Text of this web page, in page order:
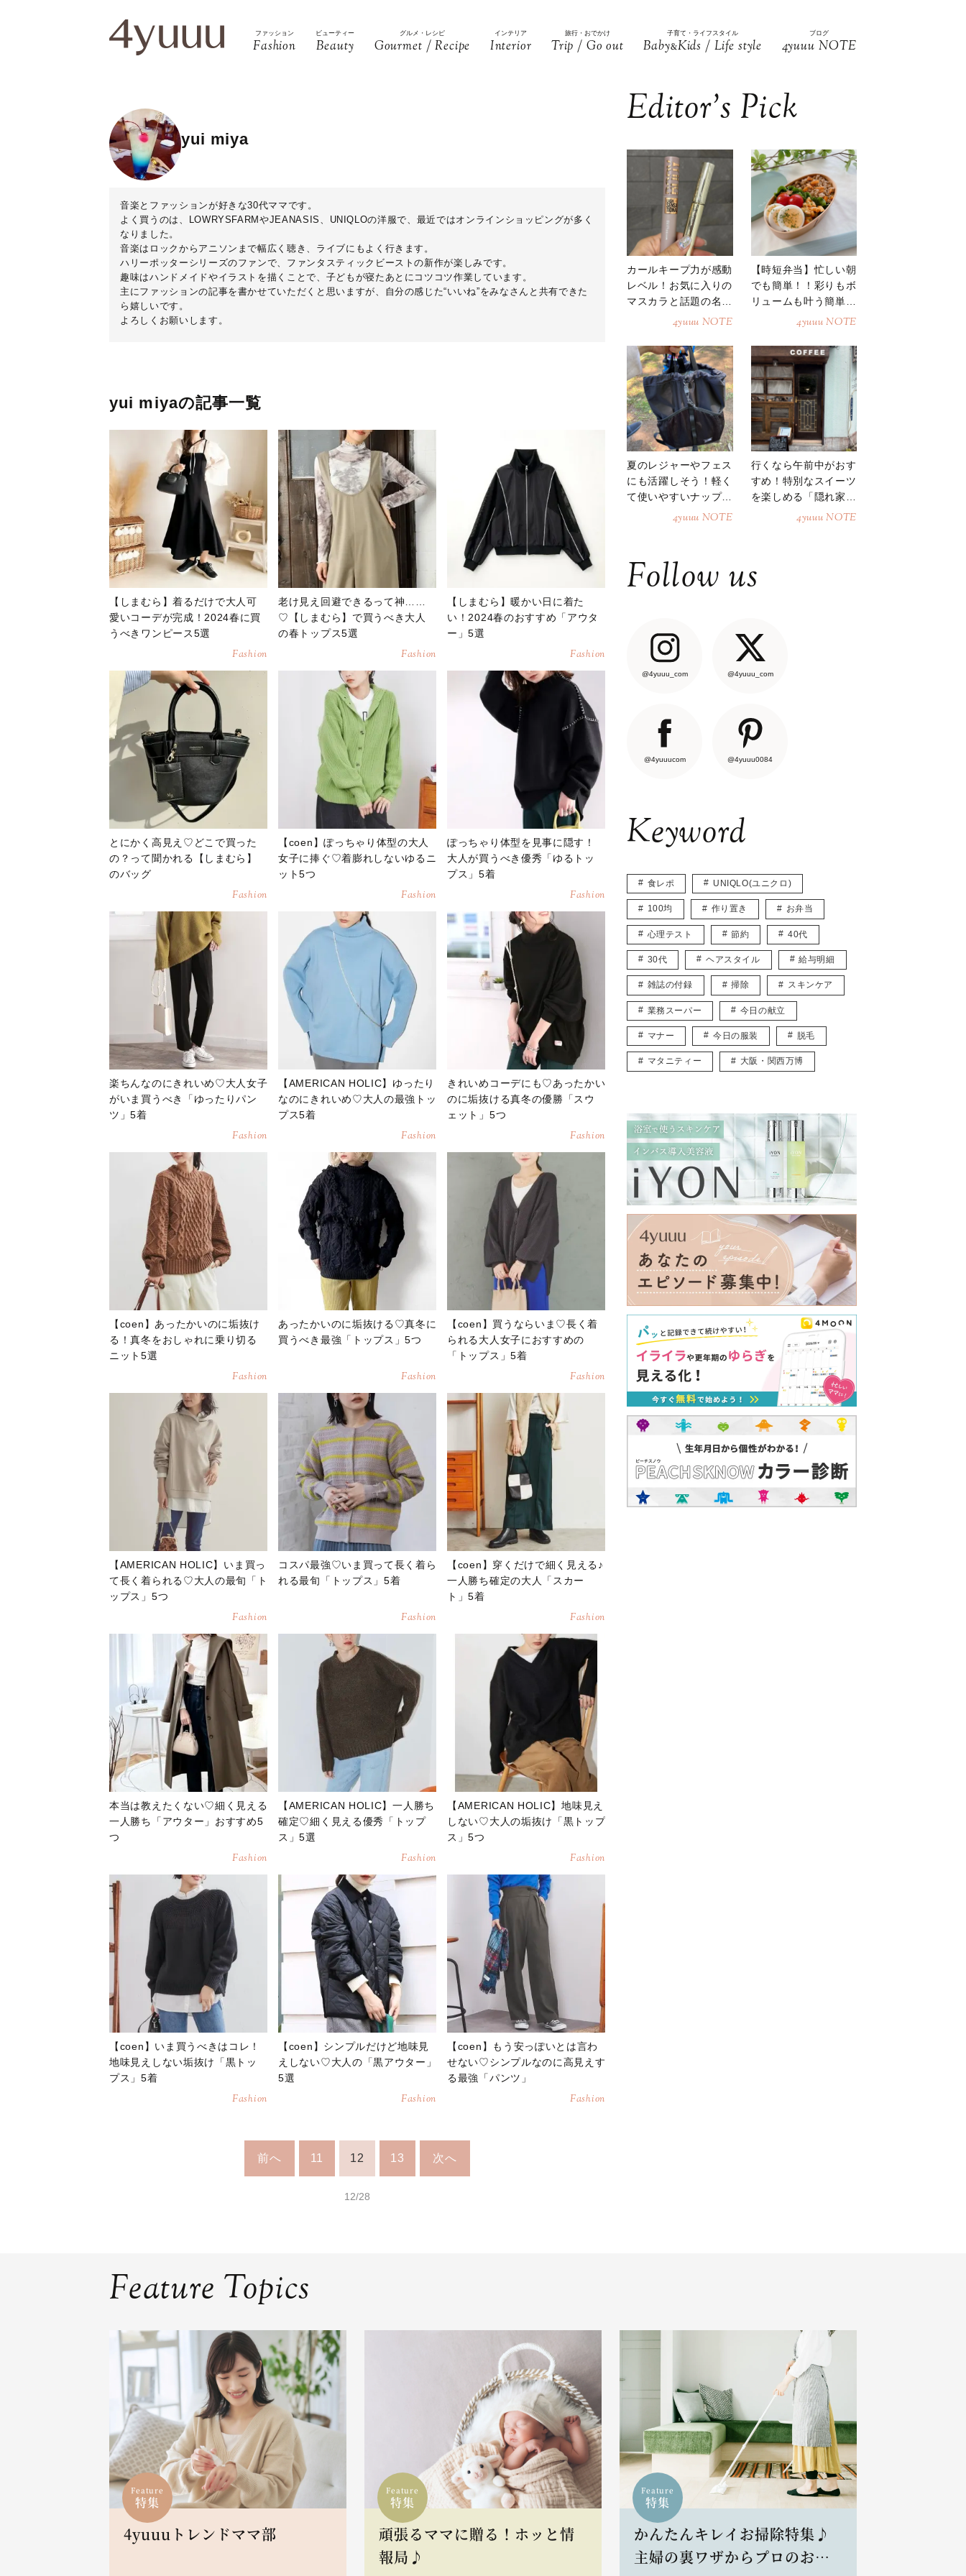
ファッション
Fashion
ビューティー
Beauty
グルメ・レシピ
Gourmet / Recipe
インテリア
Interior
旅行・おでかけ
Trip / Go out
子育て・ライフスタイル
Baby&Kids / Life style
ブログ
4yuuu NOTE
yui miya
音楽とファッションが好きな30代ママです。
よく買うのは、LOWRYSFARMやJEANASIS、UNIQLOの洋服で、最近ではオンラインショッピングが多く
なりました。
音楽はロックからアニソンまで幅広く聴き、ライブにもよく行きます。
ハリーポッターシリーズのファンで、ファンタスティックビーストの新作が楽しみです。
趣味はハンドメイドやイラストを描くことで、子どもが寝たあとにコツコツ作業しています。
主にファッションの記事を書かせていただくと思いますが、自分の感じた“いいね”をみなさんと共有できた
ら嬉しいです。
よろしくお願いします。
yui miyaの記事一覧
【しまむら】着るだけで大人可
愛いコーデが完成！2024春に買
うべきワンピース5選
Fashion
老け見え回避できるって神……
♡【しまむら】で買うべき大人
の春トップス5選
Fashion
【しまむら】暖かい日に着た
い！2024春のおすすめ「アウタ
ー」5選
Fashion
とにかく高見え♡どこで買った
の？って聞かれる【しまむら】
のバッグ
Fashion
【coen】ぽっちゃり体型の大人
女子に捧ぐ♡着膨れしないゆるニ
ット5つ
Fashion
ぽっちゃり体型を見事に隠す！
大人が買うべき優秀「ゆるトッ
プス」5着
Fashion
楽ちんなのにきれいめ♡大人女子
がいま買うべき「ゆったりパン
ツ」5着
Fashion
【AMERICAN HOLIC】ゆったり
なのにきれいめ♡大人の最強トッ
プス5着
Fashion
きれいめコーデにも♡あったかい
のに垢抜ける真冬の優勝「スウ
ェット」5つ
Fashion
【coen】あったかいのに垢抜け
る！真冬をおしゃれに乗り切る
ニット5選
Fashion
あったかいのに垢抜ける♡真冬に
買うべき最強「トップス」5つ
Fashion
【coen】買うならいま♡長く着
られる大人女子におすすめの
「トップス」5着
Fashion
【AMERICAN HOLIC】いま買っ
て長く着られる♡大人の最旬「ト
ップス」5つ
Fashion
コスパ最強♡いま買って長く着ら
れる最旬「トップス」5着
Fashion
【coen】穿くだけで細く見える♪
一人勝ち確定の大人「スカー
ト」5着
Fashion
本当は教えたくない♡細く見える
一人勝ち「アウター」おすすめ5
つ
Fashion
【AMERICAN HOLIC】一人勝ち
確定♡細く見える優秀「トップ
ス」5選
Fashion
【AMERICAN HOLIC】地味見え
しない♡大人の垢抜け「黒トップ
ス」5つ
Fashion
【coen】いま買うべきはコレ！
地味見えしない垢抜け「黒トッ
プス」5着
Fashion
【coen】シンプルだけど地味見
えしない♡大人の「黒アウター」
5選
Fashion
【coen】もう安っぽいとは言わ
せない♡シンプルなのに高見えす
る最強「パンツ」
Fashion
前へ 11 12 13 次へ
12/28
Editor’s Pick
カールキープ力が感動
レベル！お気に入りの
マスカラと話題の名品
4yuuu NOTE
【時短弁当】忙しい朝
でも簡単！！彩りもボ
リュームも叶う簡単そ
4yuuu NOTE
夏のレジャーやフェス
にも活躍しそう！軽く
て使いやすいナップサ
4yuuu NOTE
行くなら午前中がおす
すめ！特別なスイーツ
を楽しめる「隠れ家カ
4yuuu NOTE
Follow us
@4yuuu_com @4yuuu_com
@4yuuucom @4yuuu0084
Keyword
食レポ UNIQLO(ユニクロ)
100均 作り置き お弁当
心理テスト 節約 40代
30代 ヘアスタイル 給与明細
雑誌の付録 掃除 スキンケア
業務スーパー 今日の献立
マナー 今日の服装 脱毛
マタニティー 大阪・関西万博
Feature Topics
Feature
特集
4yuuuトレンドママ部
Feature
特集
頑張るママに贈る！ホッと情
報局♪
Feature
特集
かんたんキレイお掃除特集♪
主婦の裏ワザからプロのお掃